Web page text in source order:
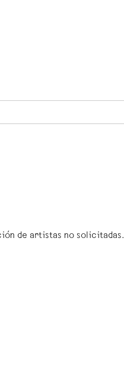
de artistas no solicitadas.